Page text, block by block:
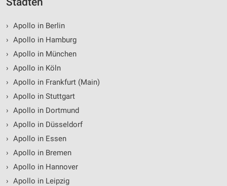
› Apollo in Berlin
› Apollo in Hamburg
› Apollo in München
› Apollo in Köln
› Apollo in Frankfurt (Main)
› Apollo in Stuttgart
› Apollo in Dortmund
› Apollo in Düsseldorf
› Apollo in Essen
› Apollo in Bremen
› Apollo in Hannover
› Apollo in Leipzig